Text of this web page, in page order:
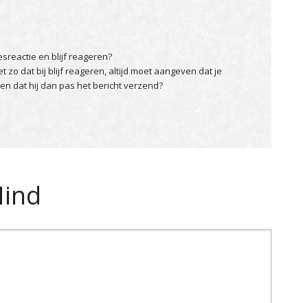
en blijf reageren?
zo dat bij blijf reageren, altijd moet aangeven dat je
dat hij dan pas het bericht verzend?